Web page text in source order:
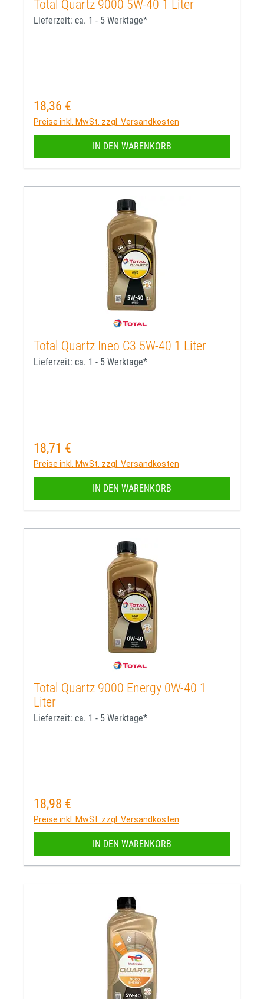
Total Quartz 9000 5W-40 1 Liter
Lieferzeit: ca. 1 - 5 Werktage*
Regulärer Preis:
18,36 €
Preise inkl. MwSt. zzgl. Versandkosten
IN DEN WARENKORB
Total Quartz Ineo C3 5W-40 1 Liter
Lieferzeit: ca. 1 - 5 Werktage*
Regulärer Preis:
18,71 €
Preise inkl. MwSt. zzgl. Versandkosten
IN DEN WARENKORB
Total Quartz 9000 Energy 0W-40 1
Liter
Lieferzeit: ca. 1 - 5 Werktage*
Regulärer Preis:
18,98 €
Preise inkl. MwSt. zzgl. Versandkosten
IN DEN WARENKORB